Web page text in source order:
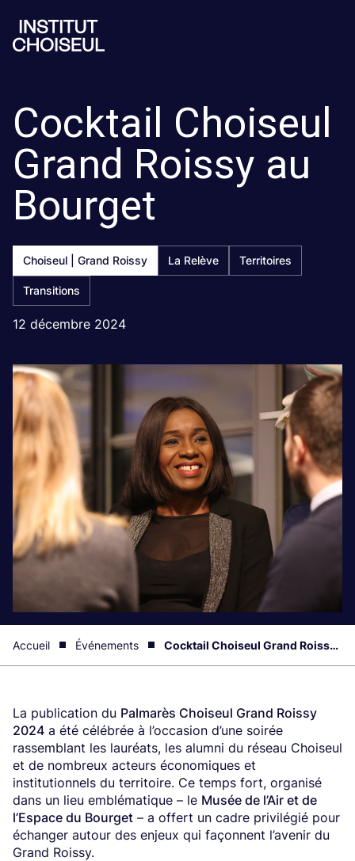
Cocktail Choiseul
Grand Roissy au
Bourget
Choiseul | Grand Roissy La Relève Territoires
Transitions
12 décembre 2024
Accueil Événements Cocktail Choiseul Grand Roissy au Bourget
La publication du Palmarès Choiseul Grand Roissy
2024 a été célébrée à l’occasion d’une soirée
rassemblant les lauréats, les alumni du réseau Choiseul
et de nombreux acteurs économiques et
institutionnels du territoire. Ce temps fort, organisé
dans un lieu emblématique – le Musée de l’Air et de
l’Espace du Bourget – a offert un cadre privilégié pour
échanger autour des enjeux qui façonnent l’avenir du
Grand Roissy.